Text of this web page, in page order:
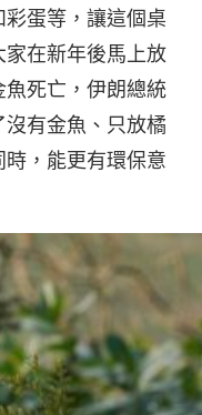
蛋等，讓這個桌
在新年後馬上放
死亡，伊朗總統
有金魚、只放橘
，能更有環保意